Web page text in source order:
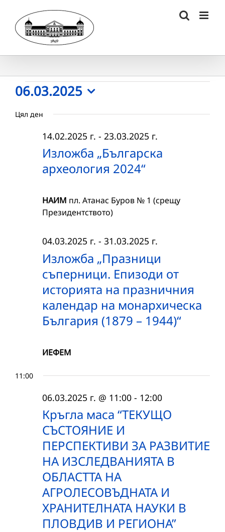
content
Събития
for
06.03.2025
06.03.2025
date.
Цял ден
Изложба „Българска
археология 2024“
14.02.2025 г. - 23.03.2025 г.
НАИМ пл. Атанас Буров № 1 (срещу
Президентството)
Изложба „Празници
съперници. Епизоди от
историята на празничния
календар на монархическа
България (1879 – 1944)“
04.03.2025 г. - 31.03.2025 г.
ИЕФЕМ
11:00
Кръгла маса “ТЕКУЩО
СЪСТОЯНИЕ И
ПЕРСПЕКТИВИ ЗА РАЗВИТИЕ
НА ИЗСЛЕДВАНИЯТА В
ОБЛАСТТА НА
АГРОЛЕСОВЪДНАТА И
ХРАНИТЕЛНАТА НАУКИ В
ПЛОВДИВ И РЕГИОНА”
06.03.2025 г. @ 11:00 - 12:00